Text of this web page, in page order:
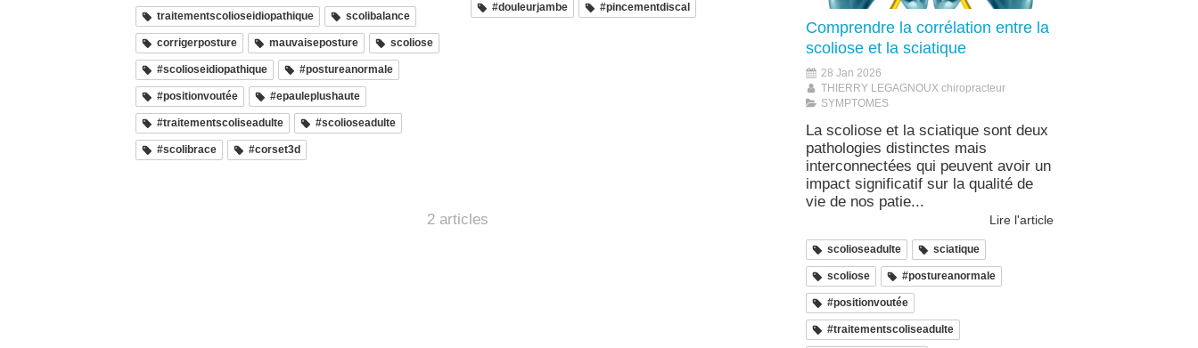
traitementscolioseidiopathique scolibalance
corrigerposture mauvaiseposture scoliose
#scolioseidiopathique #postureanormale
#positionvoutée #epauleplushaute
#traitementscoliseadulte #scolioseadulte
#scolibrace #corset3d
#douleurjambe #pincementdiscal
2 articles
Comprendre la corrélation entre la
scoliose et la sciatique
28 Jan 2026
THIERRY LEGAGNOUX chiropracteur
SYMPTOMES
La scoliose et la sciatique sont deux
pathologies distinctes mais
interconnectées qui peuvent avoir un
impact significatif sur la qualité de
vie de nos patie...
Lire l'article
scolioseadulte sciatique
scoliose #postureanormale
#positionvoutée
#traitementscoliseadulte